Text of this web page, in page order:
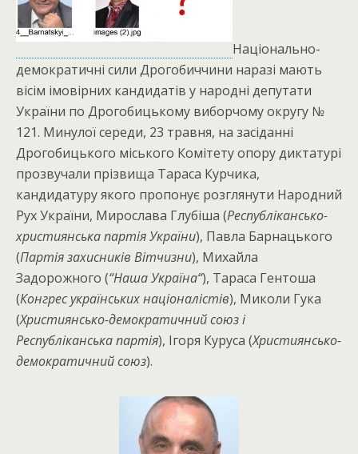
Національно-
демократичні сили Дрогобиччини наразі мають
вісім імовірних кандидатів у народні депутати
України по Дрогобицькому виборчому округу №
121. Минулої середи, 23 травня, на засіданні
Дрогобицького міського Комітету опору диктатурі
прозвучали прізвища Тараса Курчика,
кандидатуру якого пропонує розглянути Народний
Рух України, Мирослава Глубіша (Республікансько-
християнська партія України), Павла Барнацького
(Партія захисників Вітчизни), Михайла
Задорожного (“Наша Україна“), Тараса Гентоша
(Конгрес українських націоналістів), Миколи Гука
(Християнсько-демократичний союз і
Республіканська партія), Ігоря Куруса (Християнсько-
демократичний союз).